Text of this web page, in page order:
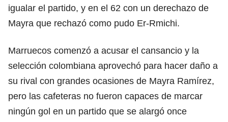
igualar el partido, y en el 62 con un derechazo de
Mayra que rechazó como pudo Er-Rmichi.
Marruecos comenzó a acusar el cansancio y la
selección colombiana aprovechó para hacer daño a
su rival con grandes ocasiones de Mayra Ramírez,
pero las cafeteras no fueron capaces de marcar
ningún gol en un partido que se alargó once